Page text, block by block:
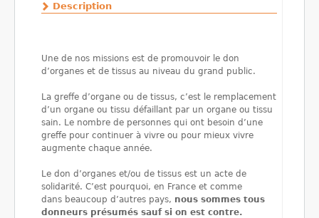
Description
Une de nos missions est de promouvoir le don
d’organes et de tissus au niveau du grand public.
La greffe d’organe ou de tissus, c’est le remplacement
d’un organe ou tissu défaillant par un organe ou tissu
sain. Le nombre de personnes qui ont besoin d’une
greffe pour continuer à vivre ou pour mieux vivre
augmente chaque année.
Le don d’organes et/ou de tissus est un acte de
solidarité. C’est pourquoi, en France et comme
dans beaucoup d’autres pays, nous sommes tous
donneurs présumés sauf si on est contre.